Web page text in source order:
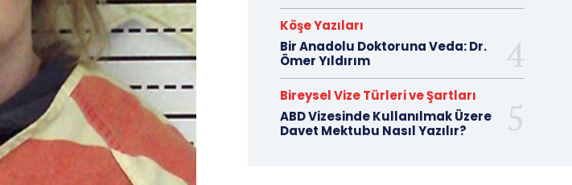
Köşe Yazıları
Bir Anadolu Doktoruna Veda: Dr.
Ömer Yıldırım
Bireysel Vize Türleri ve Şartları
ABD Vizesinde Kullanılmak Üzere
Davet Mektubu Nasıl Yazılır?